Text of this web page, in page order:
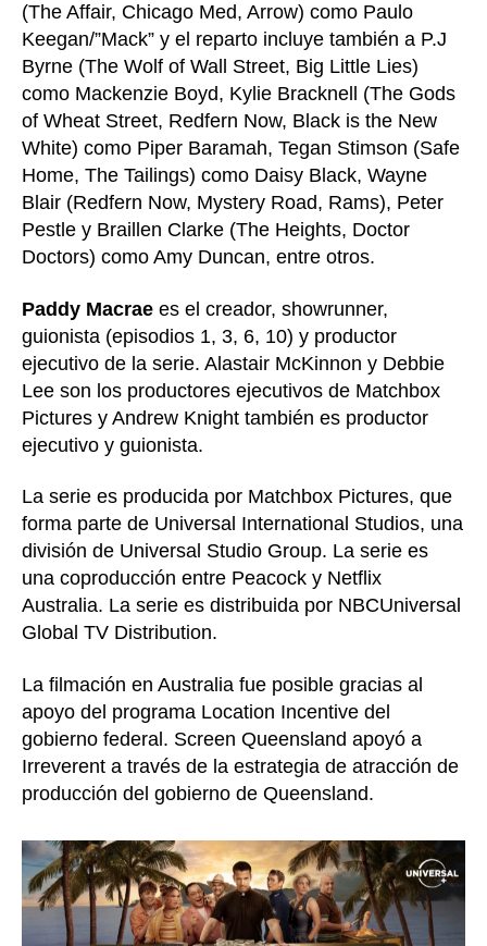
(The Affair, Chicago Med, Arrow) como Paulo
Keegan/”Mack” y el reparto incluye también a P.J
Byrne (The Wolf of Wall Street, Big Little Lies)
como Mackenzie Boyd, Kylie Bracknell (The Gods
of Wheat Street, Redfern Now, Black is the New
White) como Piper Baramah, Tegan Stimson (Safe
Home, The Tailings) como Daisy Black, Wayne
Blair (Redfern Now, Mystery Road, Rams), Peter
Pestle y Braillen Clarke (The Heights, Doctor
Doctors) como Amy Duncan, entre otros.
Paddy Macrae es el creador, showrunner,
guionista (episodios 1, 3, 6, 10) y productor
ejecutivo de la serie. Alastair McKinnon y Debbie
Lee son los productores ejecutivos de Matchbox
Pictures y Andrew Knight también es productor
ejecutivo y guionista.
La serie es producida por Matchbox Pictures, que
forma parte de Universal International Studios, una
división de Universal Studio Group. La serie es
una coproducción entre Peacock y Netflix
Australia. La serie es distribuida por NBCUniversal
Global TV Distribution.
La filmación en Australia fue posible gracias al
apoyo del programa Location Incentive del
gobierno federal. Screen Queensland apoyó a
Irreverent a través de la estrategia de atracción de
producción del gobierno de Queensland.